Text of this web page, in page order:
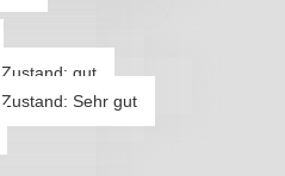
Zustand: gut
Zustand: Sehr gut